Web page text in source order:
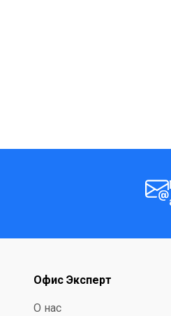
Офис Эксперт
О нас